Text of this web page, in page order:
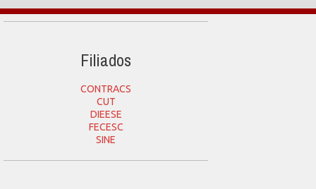
Filiados
CONTRACS
CUT
DIEESE
FECESC
SINE